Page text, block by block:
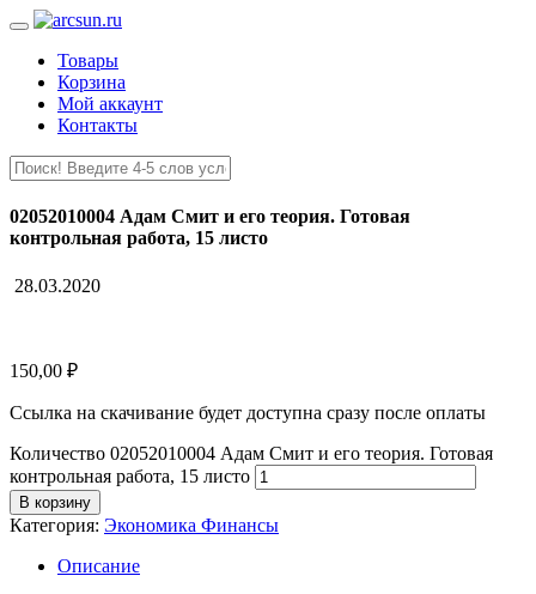
Товары
Корзина
Мой аккаунт
Контакты
02052010004 Адам Смит и его теория. Готовая
контрольная работа, 15 листо
28.03.2020
150,00 ₽
Ссылка на скачивание будет доступна сразу после оплаты
Количество 02052010004 Адам Смит и его теория. Готовая
контрольная работа, 15 листо
В корзину
Категория: Экономика Финансы
Описание